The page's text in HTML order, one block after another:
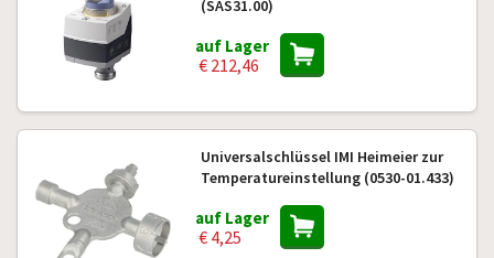
(SAS31.00)
auf Lager
€ 212,46
Universalschlüssel IMI Heimeier zur
Temperatureinstellung (0530-01.433)
auf Lager
€ 4,25